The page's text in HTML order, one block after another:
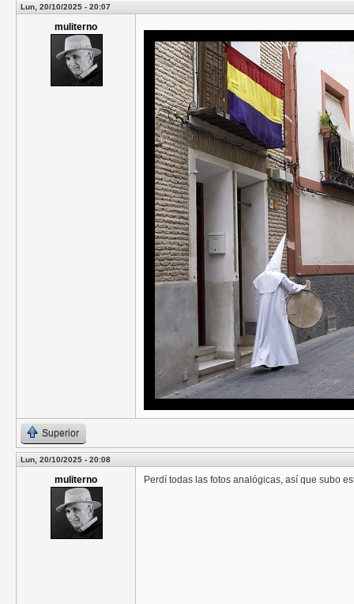
Lun, 20/10/2025 - 20:07
muliterno
Superior
Lun, 20/10/2025 - 20:08
muliterno Perdí todas las fotos analógicas, así que subo